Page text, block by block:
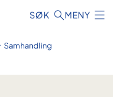
SØK MENY
Samhandling